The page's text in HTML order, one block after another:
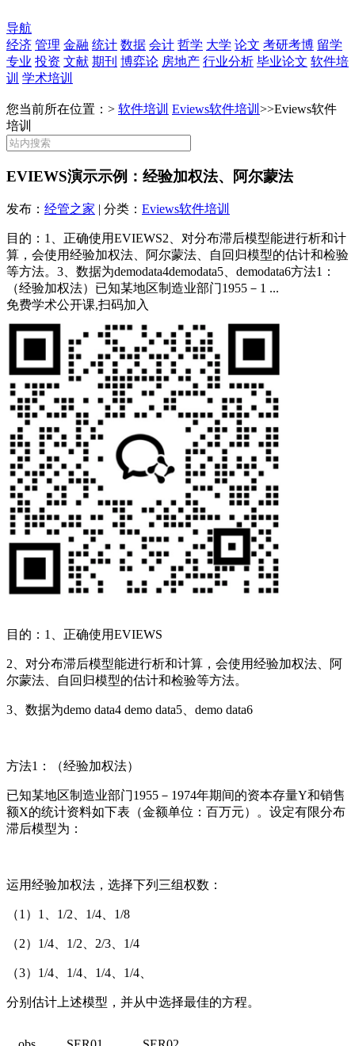
导航
经济 管理 金融 统计 数据 会计 哲学 大学 论文 考研考博 留学
专业 投资 文献 期刊 博弈论 房地产 行业分析 毕业论文 软件培
训 学术培训
您当前所在位置：> 软件培训 Eviews软件培训 >>Eviews软件
培训
EVIEWS演示示例：经验加权法、阿尔蒙法
发布： 经管之家 | 分类： Eviews软件培训
目的：1、正确使用EVIEWS2、对分布滞后模型能进行析和计
算，会使用经验加权法、阿尔蒙法、自回归模型的估计和检验
等方法。3、数据为demodata4demodata5、demodata6方法1：
（经验加权法）已知某地区制造业部门1955－1 ...
免费学术公开课,扫码加入
目的：1、正确使用EVIEWS
2、对分布滞后模型能进行析和计算，会使用经验加权法、阿
尔蒙法、自回归模型的估计和检验等方法。
3、数据为demo data4 demo data5、demo data6
方法1：（经验加权法）
已知某地区制造业部门1955－1974年期间的资本存量Y和销售
额X的统计资料如下表（金额单位：百万元）。设定有限分布
滞后模型为：
运用经验加权法，选择下列三组权数：
（1）1、1/2、1/4、1/8
（2）1/4、1/2、2/3、1/4
（3）1/4、1/4、1/4、1/4、
分别估计上述模型，并从中选择最佳的方程。